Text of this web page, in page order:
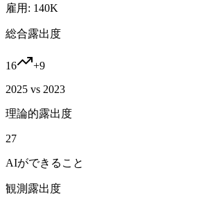
雇用: 140K
総合露出度
16 +9
2025 vs 2023
理論的露出度
27
AIができること
観測露出度